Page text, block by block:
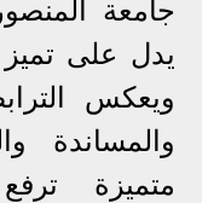
جامعة
يدل على تميز
ويعكس
والمساندة
متميزة